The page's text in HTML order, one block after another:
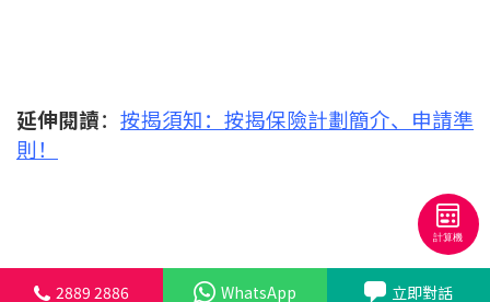
延伸閱讀： 按揭須知：按揭保險計劃簡介、申請準
則！
2889 2886 WhatsApp 立即對話